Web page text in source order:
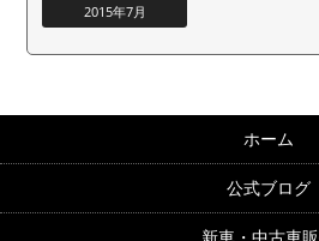
2015年7月
ホーム
公式ブログ
新車・中古車